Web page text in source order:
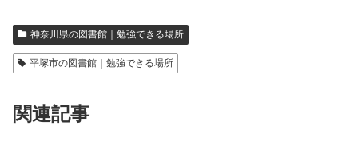
神奈川県の図書館｜勉強できる場所
平塚市の図書館｜勉強できる場所
関連記事